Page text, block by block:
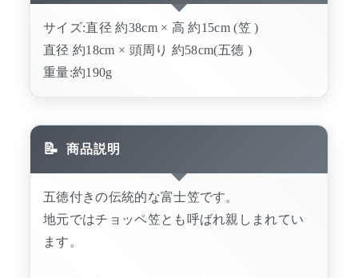
サイズ:直径 約38cm × 高 約15cm (笠 )
直径 約18cm × 頭周り 約58cm(五徳 )
重量:約190g
商品説明
五徳付きの伝統的な富士笠です。
地元ではチョッペ笠とも呼ばれ親しまれてい
ます。